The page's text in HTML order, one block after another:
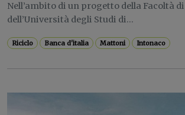
Nell’ambito di un progetto della Facoltà
dell’Università degli Studi di...
Riciclo Banca d'italia Mattoni Intonaco